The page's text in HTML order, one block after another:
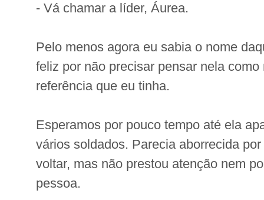
- Vá chamar a líder, Áurea.
Pelo menos agora eu sabia o nome
feliz por não precisar pensar nela
referência que eu tinha.
Esperamos por pouco tempo até ela
vários soldados. Parecia aborrecida
voltar, mas não prestou atenção nem
pessoa.